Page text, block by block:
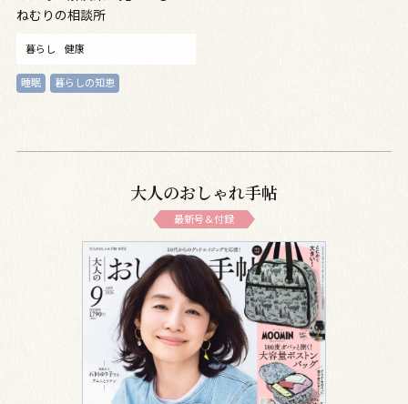
ねむりの相談所
暮らし 健康
睡眠 暮らしの知恵
大人のおしゃれ手帖
最新号＆付録